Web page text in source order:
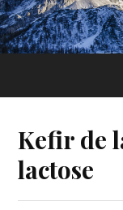
Kefir de
lactose